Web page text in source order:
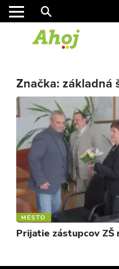
Značka: základná
MESTO
Prijatie zástupcov